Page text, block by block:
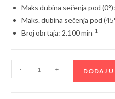
Maks dubina sečenja pod
Maks. dubina sečenja pod
Broj obrtaja: 2.100 min-1
HS013GT101
- + DODAJ U